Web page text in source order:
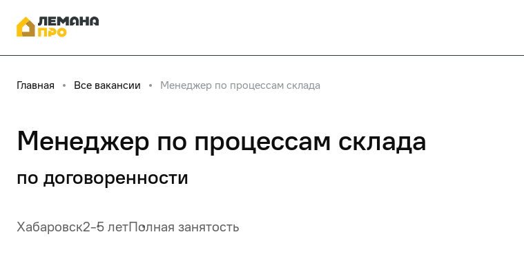
Главная Все вакансии Менеджер по процессам склада
Менеджер по процессам склада
по договоренности
Хабаровск2-5 летПолная занятость